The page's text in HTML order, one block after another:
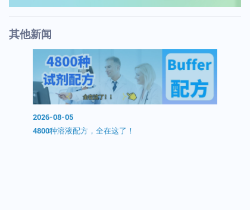
其他新闻
2026-08-05
4800种溶液配方，全在这了！